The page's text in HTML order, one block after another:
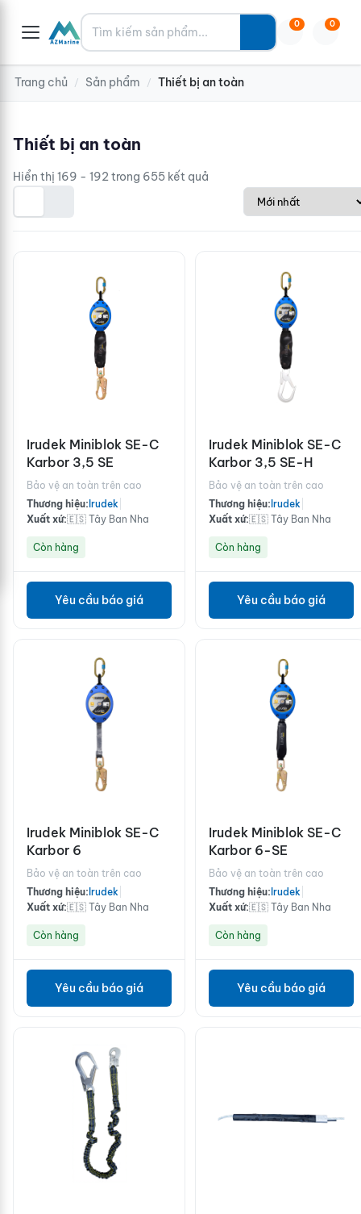
Tìm kiếm 0 0
Trang chủ / Sản phẩm / Thiết bị an toàn
Thiết bị an toàn
Hiển thị 169 - 192 trong 655 kết quả
Irudek Miniblok SE-C
Karbor 3,5 SE
Bảo vệ an toàn trên cao
Thương hiệu: Irudek
Xuất xứ:🇪🇸 Tây Ban Nha
Còn hàng
Yêu cầu báo giá
Irudek Miniblok SE-C
Karbor 3,5 SE-H
Bảo vệ an toàn trên cao
Thương hiệu: Irudek
Xuất xứ:🇪🇸 Tây Ban Nha
Còn hàng
Yêu cầu báo giá
Irudek Miniblok SE-C
Karbor 6
Bảo vệ an toàn trên cao
Thương hiệu: Irudek
Xuất xứ:🇪🇸 Tây Ban Nha
Còn hàng
Yêu cầu báo giá
Irudek Miniblok SE-C
Karbor 6-SE
Bảo vệ an toàn trên cao
Thương hiệu: Irudek
Xuất xứ:🇪🇸 Tây Ban Nha
Còn hàng
Yêu cầu báo giá